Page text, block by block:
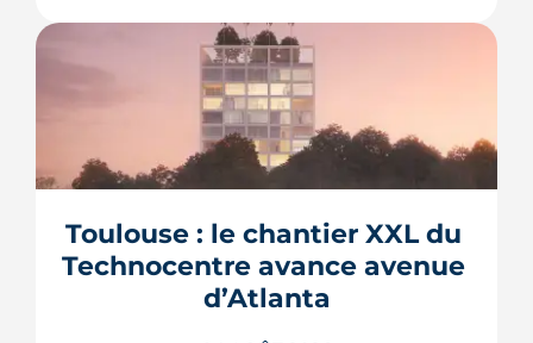
La troisième et dernière phase de
l'écoquartier Andromède doit livrer
près de 1 700 logements à partir de
protégé, la cisticole des joncs, contraint
fortement le plan d'aménagement et
repousse un calendrier déjà tendu.
LIRE L'ARTICLE
Toulouse : le chantier XXL du
Technocentre avance avenue
d’Atlanta